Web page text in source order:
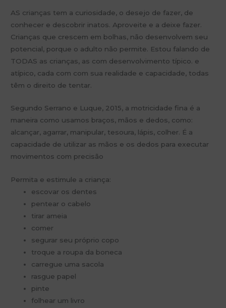
AS crianças tem a curiosidade, o desejo de fazer, de
conhecer e descobrir inatos. Aproveite e a deixe fazer.
Crianças que crescem em bolhas, não desenvolvem seu
potencial, porque o adulto não permite. Estou falando de
TODAS as crianças, as com desenvolvimento típico. e
atípico, cada com com sua realidade e capacidade, todas
têm o direito de tentar.
Segundo Serrano e Luque, 2015, a motricidade fina é a
maneira como usamos braços, mãos e dedos, como:
alcançar, agarrar, manipular, tesoura, lápis, colher. É a
capacidade de utilizar as mãos e os dedos para executar
movimentos com precisão
Permita e estimule a criança:
escovar os dentes
pentear o cabelo
tirar ameia
comer
segurar seu próprio copo
troque a roupa da boneca
carregue uma sacola
rasgue papel
pinte
folhear um livro